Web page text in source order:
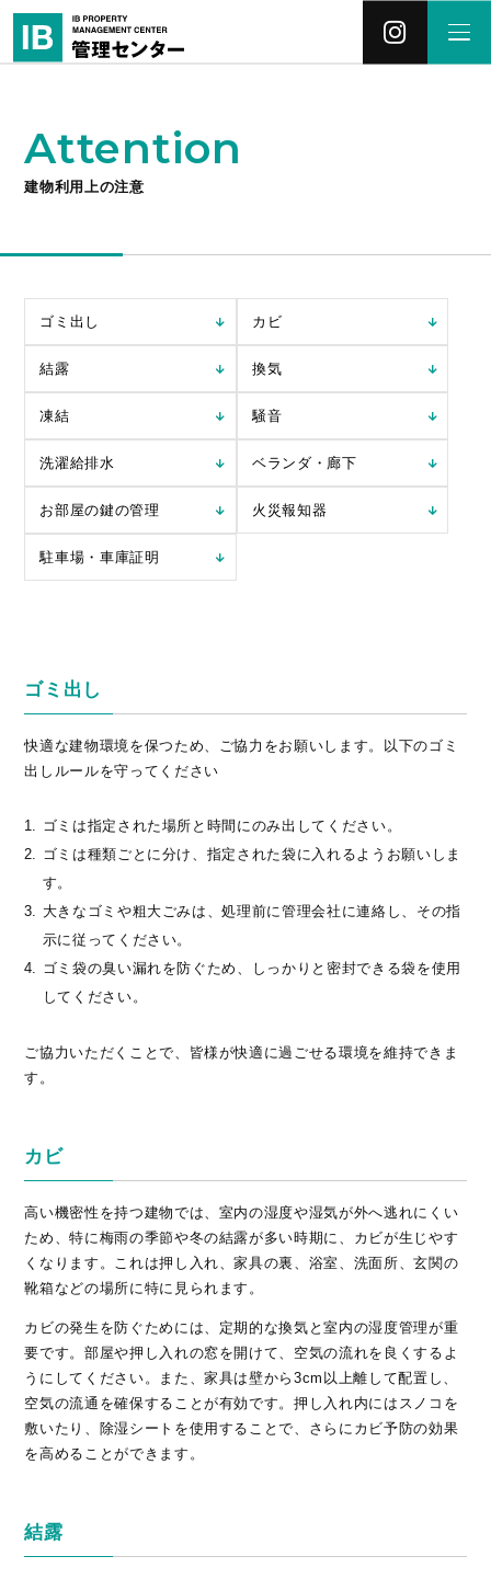
Attention
建物利用上の注意
ゴミ出し カビ
結露 換気
凍結 騒音
洗濯給排水 ベランダ・廊下
お部屋の鍵の管理 火災報知器
駐車場・車庫証明
ゴミ出し
快適な建物環境を保つため、ご協力をお願いします。以下のゴミ
出しルールを守ってください
ゴミは指定された場所と時間にのみ出してください。
ゴミは種類ごとに分け、指定された袋に入れるようお願いしま
す。
大きなゴミや粗大ごみは、処理前に管理会社に連絡し、その指
示に従ってください。
ゴミ袋の臭い漏れを防ぐため、しっかりと密封できる袋を使用
してください。
ご協力いただくことで、皆様が快適に過ごせる環境を維持できま
す。
カビ
高い機密性を持つ建物では、室内の湿度や湿気が外へ逃れにくい
ため、特に梅雨の季節や冬の結露が多い時期に、カビが生じやす
くなります。これは押し入れ、家具の裏、浴室、洗面所、玄関の
靴箱などの場所に特に見られます。
カビの発生を防ぐためには、定期的な換気と室内の湿度管理が重
要です。部屋や押し入れの窓を開けて、空気の流れを良くするよ
うにしてください。また、家具は壁から3cm以上離して配置し、
空気の流通を確保することが有効です。押し入れ内にはスノコを
敷いたり、除湿シートを使用することで、さらにカビ予防の効果
を高めることができます。
結露